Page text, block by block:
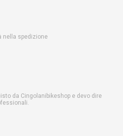
nella spedizione
da Cingolanibikeshop e devo dire